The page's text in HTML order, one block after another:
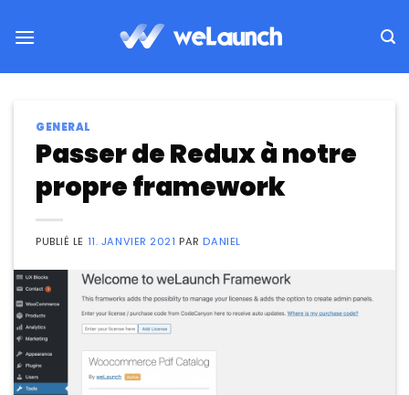
au
GENERAL
Passer de Redux à notre
propre framework
PUBLIÉ LE 11. JANVIER 2021 PAR DANIEL